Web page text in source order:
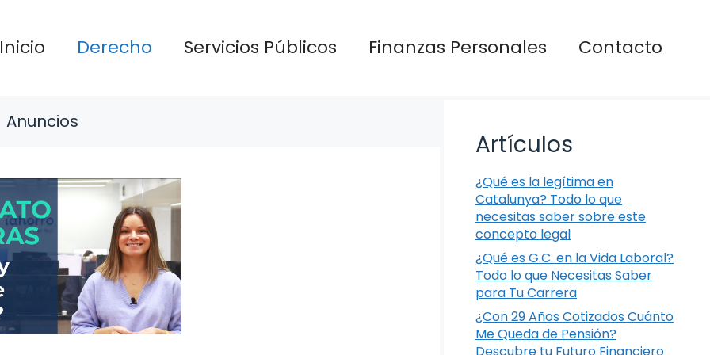
Inicio Derecho Servicios Públicos Finanzas Personales Contacto
Anuncios
Artículos
¿Qué es la legítima en
Catalunya? Todo lo que
necesitas saber sobre este
concepto legal
¿Qué es G.C. en la Vida Laboral?
Todo lo que Necesitas Saber
para Tu Carrera
¿Con 29 Años Cotizados Cuánto
Me Queda de Pensión?